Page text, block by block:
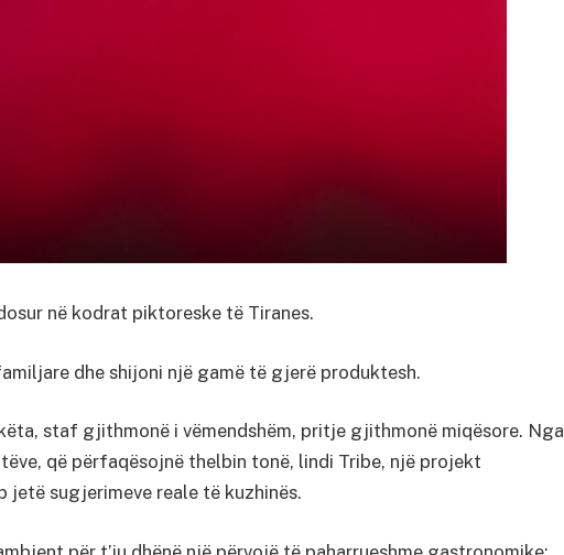
në kodrat piktoreske të Tiranes.
dhe shijoni një gamë të gjerë produktesh.
staf gjithmonë i vëmendshëm, pritje gjithmonë miqësore. Nga
që përfaqësojnë thelbin tonë, lindi Tribe, një projekt
jetë sugjerimeve reale të kuzhinës.